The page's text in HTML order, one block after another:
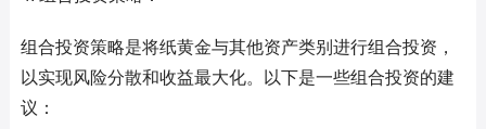
组合投资策略是将纸黄金与其他资产类别进行组合投资，
以实现风险分散和收益最大化。以下是一些组合投资的建
议：